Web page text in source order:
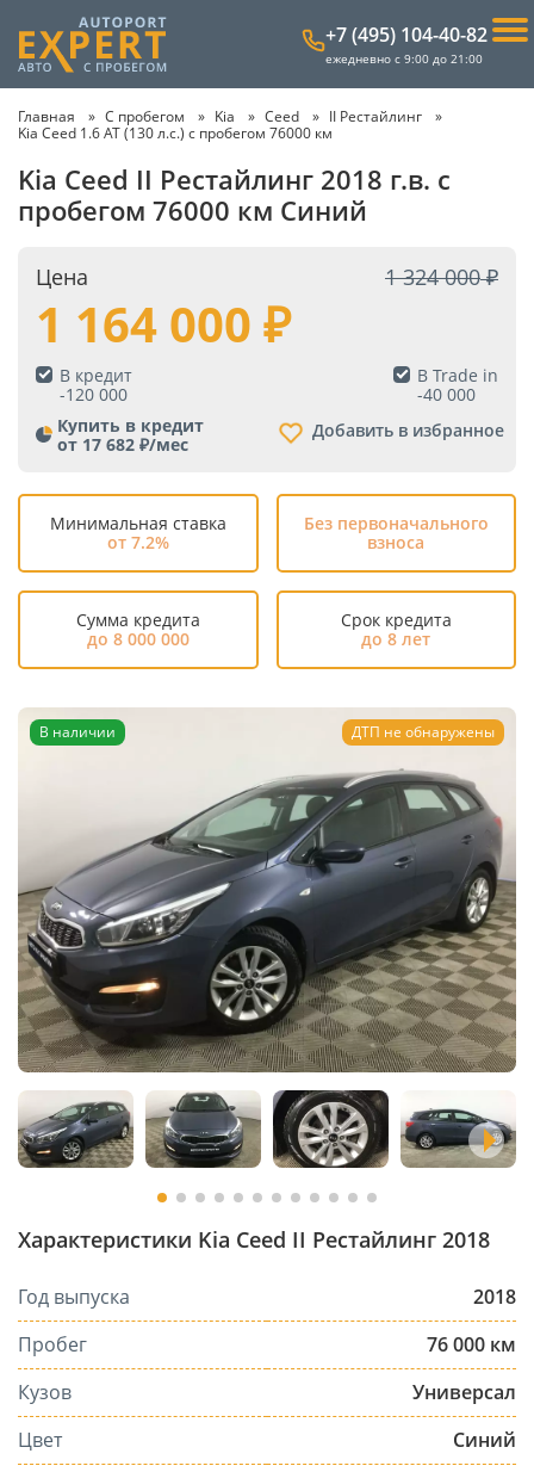
+7 (495) 104-40-82
ежедневно с 9:00 до 21:00
Главная С пробегом Kia Ceed
II Рестайлинг
Kia Ceed 1.6 AT (130 л.с.) с пробегом 76000 км
Kia Ceed II Рестайлинг 2018 г.в. с
пробегом 76000 км Синий
Цена 1 324 000
1 164 000
В кредит
-120 000
В Trade in
-40 000
Купить в кредит
от 17 682 ₽/мес
Добавить в избранное
Минимальная ставка
от 7.2%
Без первоначального
взноса
Сумма кредита
до 8 000 000
Срок кредита
до 8 лет
Характеристики Kia Ceed II Рестайлинг 2018
Год выпуска
2018
Пробег
76 000 км
Кузов
Универсал
Цвет
Синий
В наличии ДТП не обнаружены